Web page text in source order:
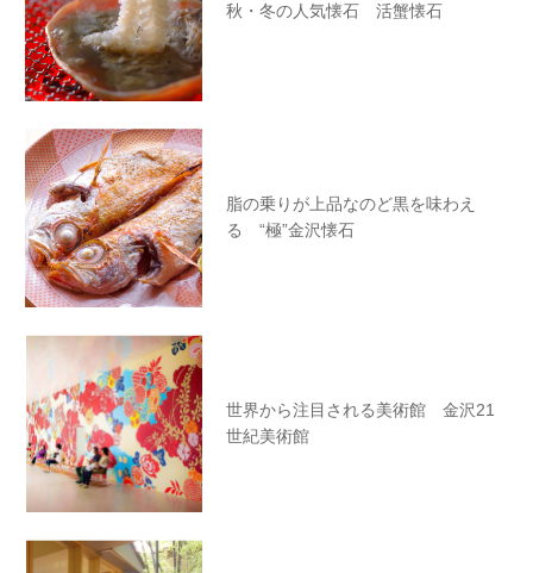
秋・冬の人気懐石 活蟹懐石
脂の乗りが上品なのど黒を味わえ
る “極”金沢懐石
世界から注目される美術館 金沢21
世紀美術館